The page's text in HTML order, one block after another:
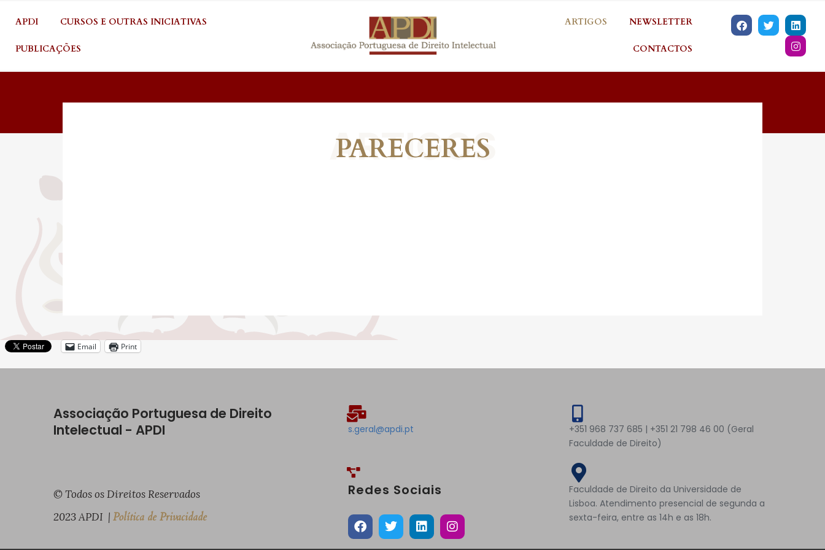
APDI CURSOS E OUTRAS INICIATIVAS
PUBLICAÇÕES
ARTIGOS NEWSLETTER
CONTACTOS
ARTIGOS
PARECERES
Email Print
Associação Portuguesa de Direito
Intelectual - APDI
© Todos os Direitos Reservados
2023 APDI | Política de Privacidade
s.geral@apdi.pt
Redes Sociais
+351 968 737 685 | +351 21 798 46 00 (Geral
Faculdade de Direito)
Faculdade de Direito da Universidade de
Lisboa. Atendimento presencial de segunda a
sexta-feira, entre as 14h e as 18h.